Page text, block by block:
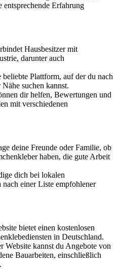
entsprechende Erfahrung
Hausbesitzer mit
darunter auch
Plattform, auf der du nach
suchen kannst.
dir helfen, Bewertungen und
mit verschiedenen
deine Freunde oder Familie, ob
haben, die gute Arbeit
dich bei lokalen
nach einer Liste empfohlener
bietet einen kostenlosen
in Deutschland.
Website kannst du Angebote von
Bauarbeiten, einschließlich